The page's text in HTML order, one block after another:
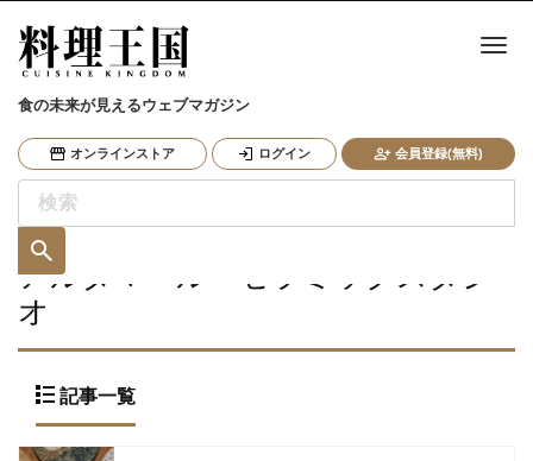
食の未来が見えるウェブマガジン
オンラインストア ログイン 会員登録(無料)
ナ
アルタマール・セラミックスタジ
オ
記事一覧